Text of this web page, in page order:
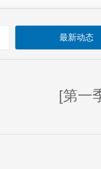
最新动态
[第一